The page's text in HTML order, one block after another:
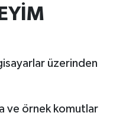
üzerinden
ve örnek komutlar